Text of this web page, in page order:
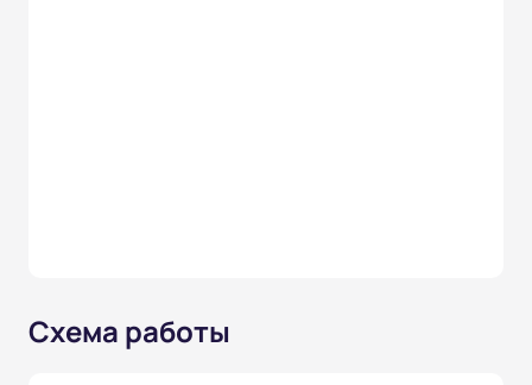
Схема работы